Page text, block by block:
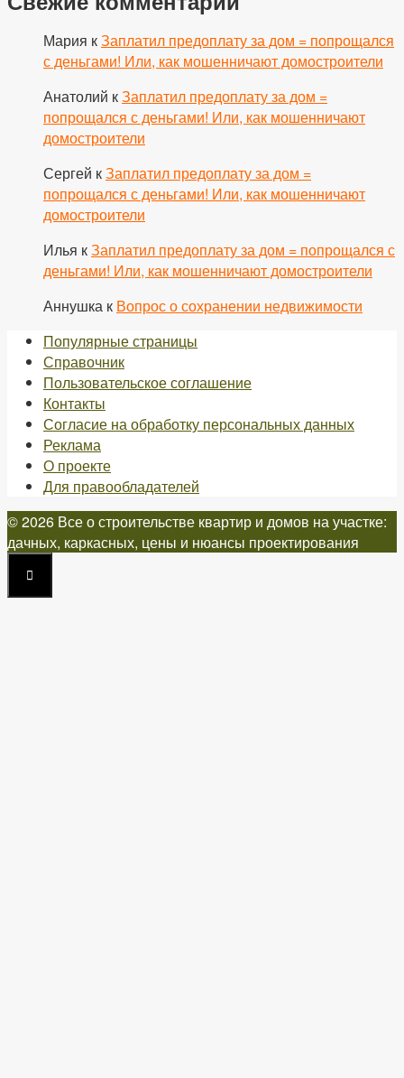
Мария кЗаплатил предоплату за дом = попрощался
с деньгами! Или, как мошенничают домостроители
Анатолий кЗаплатил предоплату за дом =
попрощался с деньгами! Или, как мошенничают
домостроители
Сергей кЗаплатил предоплату за дом =
попрощался с деньгами! Или, как мошенничают
домостроители
Илья кЗаплатил предоплату за дом = попрощался с
деньгами! Или, как мошенничают домостроители
Аннушка к Вопрос о сохранении недвижимости
Популярные страницы
Справочник
Пользовательское соглашение
Контакты
Согласие на обработку персональных данных
Реклама
О проекте
Для правообладателей
© 2026 Все о строительстве квартир и домов на участке:
дачных, каркасных, цены и нюансы проектирования